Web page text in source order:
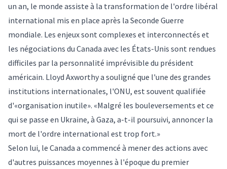
un an, le monde assiste à la transformation de l'ordre libéral
international mis en place après la Seconde Guerre
mondiale. Les enjeux sont complexes et interconnectés et
les négociations du Canada avec les États-Unis sont rendues
difficiles par la personnalité imprévisible du président
américain. Lloyd Axworthy a souligné que l'une des grandes
institutions internationales, l'ONU, est souvent qualifiée
d'«organisation inutile». «Malgré les bouleversements et ce
qui se passe en Ukraine, à Gaza, a-t-il poursuivi, annoncer la
mort de l'ordre international est trop fort.»
Selon lui, le Canada a commencé à mener des actions avec
d'autres puissances moyennes à l'époque du premier